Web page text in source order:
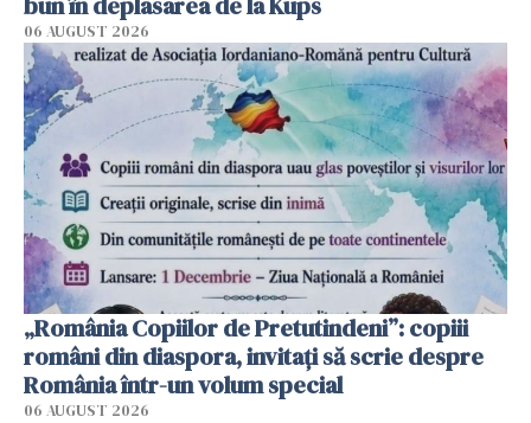
06 AUGUST 2026
„România Copiilor de Pretutindeni”: copiii
români din diaspora, invitați să scrie despre
România într-un volum special
06 AUGUST 2026